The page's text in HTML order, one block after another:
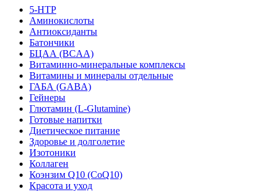
5-HTP
Аминокислоты
Антиоксиданты
Батончики
БЦАА (BCAA)
Витаминно-минеральные комплексы
Витамины и минералы отдельные
ГАБА (GABA)
Гейнеры
Глютамин (L-Glutamine)
Готовые напитки
Диетическое питание
Здоровье и долголетие
Изотоники
Коллаген
Коэнзим Q10 (CoQ10)
Красота и уход